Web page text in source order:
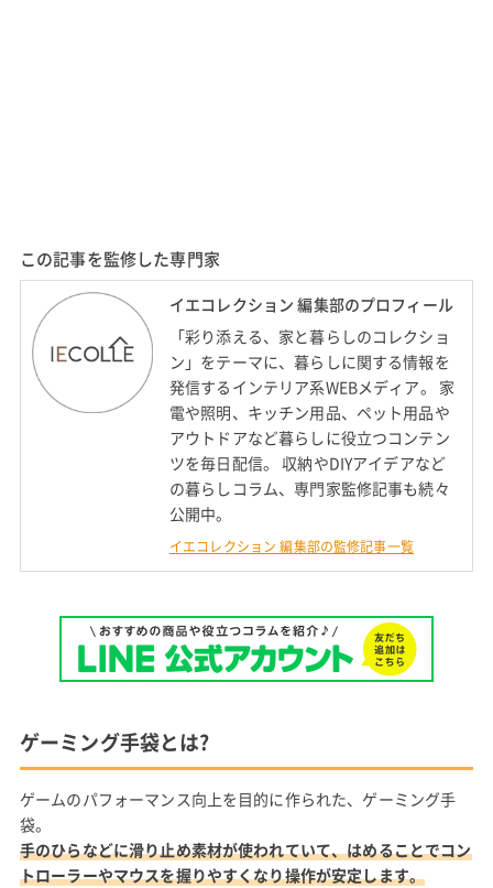
この記事を監修した専門家
イエコレクション 編集部のプロフィール
「彩り添える、家と暮らしのコレクショ
ン」をテーマに、暮らしに関する情報を
発信するインテリア系WEBメディア。 家
電や照明、キッチン用品、ペット用品や
アウトドアなど暮らしに役立つコンテン
ツを毎日配信。 収納やDIYアイデアなど
の暮らしコラム、専門家監修記事も続々
公開中。
イエコレクション 編集部の監修記事一覧
ゲーミング手袋とは?
ゲームのパフォーマンス向上を目的に作られた、ゲーミング手
袋。
手のひらなどに滑り止め素材が使われていて、はめることでコン
トローラーやマウスを握りやすくなり操作が安定します。